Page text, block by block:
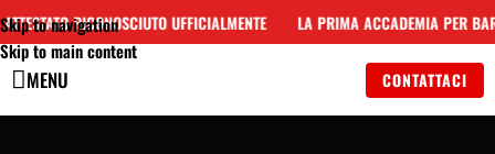
Skip to navigation
Skip to main content
RICONOSCIUTO UFFICIALMENTE LA PRIMA ACCADEMIA PER
MENU CONTATTACI